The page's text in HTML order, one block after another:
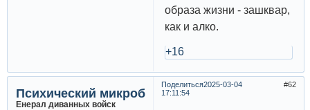
образа жизни - зашквар,
как и алко.
+16
Поделиться 62
2025-03-04
17:11:54
Психический микроб
Енерал диванных войск